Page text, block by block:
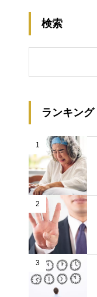
検索
ランキング
1
2
3